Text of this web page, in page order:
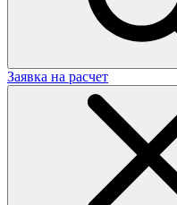
Заявка на расчет